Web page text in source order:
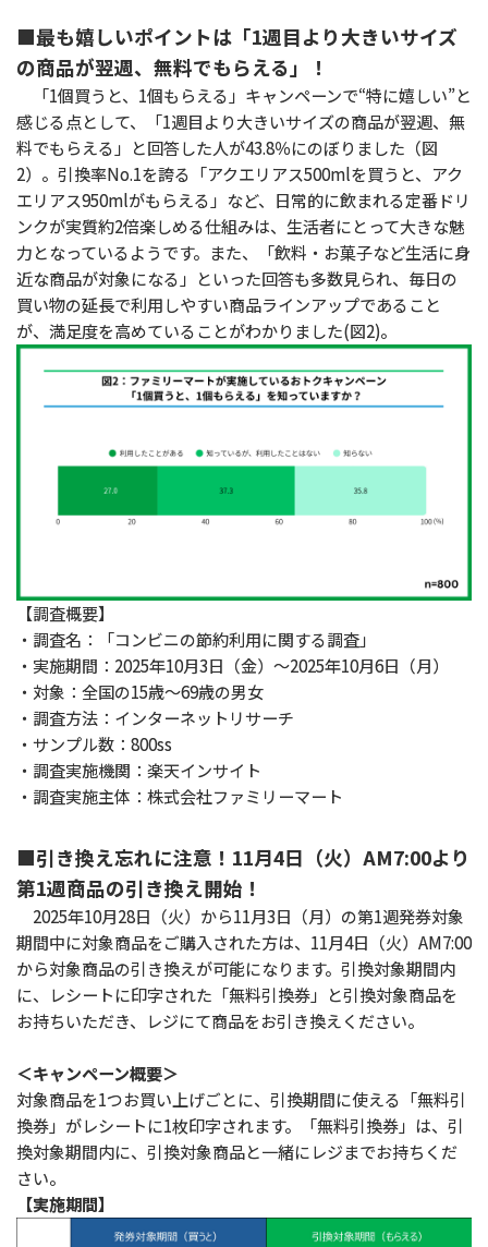
■最も嬉しいポイントは「1週目より大きいサイズ
の商品が翌週、無料でもらえる」！
「1個買うと、1個もらえる」キャンペーンで“特に嬉しい”と
感じる点として、「1週目より大きいサイズの商品が翌週、無
料でもらえる」と回答した人が43.8％にのぼりました（図
2）。引換率No.1を誇る「アクエリアス500mlを買うと、アク
エリアス950mlがもらえる」など、日常的に飲まれる定番ドリ
ンクが実質約2倍楽しめる仕組みは、生活者にとって大きな魅
力となっているようです。また、「飲料・お菓子など生活に身
近な商品が対象になる」といった回答も多数見られ、毎日の
買い物の延長で利用しやすい商品ラインアップであること
が、満足度を高めていることがわかりました(図2)。
【調査概要】
・調査名：「コンビニの節約利用に関する調査」
・実施期間：2025年10月3日（金）～2025年10月6日（月）
・対象：全国の15歳～69歳の男女
・調査方法：インターネットリサーチ
・サンプル数：800ss
・調査実施機関：楽天インサイト
・調査実施主体：株式会社ファミリーマート
■引き換え忘れに注意！11月4日（火）AM7:00より
第1週商品の引き換え開始！
2025年10月28日（火）から11月3日（月）の第1週発券対象
期間中に対象商品をご購入された方は、11月4日（火）AM7:00
から対象商品の引き換えが可能になります。引換対象期間内
に、レシートに印字された「無料引換券」と引換対象商品を
お持ちいただき、レジにて商品をお引き換えください。
＜キャンペーン概要＞
対象商品を1つお買い上げごとに、引換期間に使える「無料引
換券」がレシートに1枚印字されます。「無料引換券」は、引
換対象期間内に、引換対象商品と一緒にレジまでお持ちくだ
さい。
【実施期間】